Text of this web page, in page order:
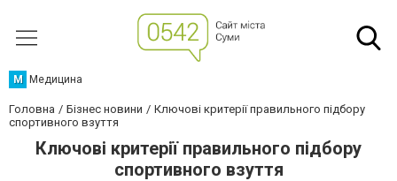
М Медицина
Головна Бізнес новини
Ключові критерії правильного підбору
спортивного взуття
Ключові критерії правильного підбору
спортивного взуття